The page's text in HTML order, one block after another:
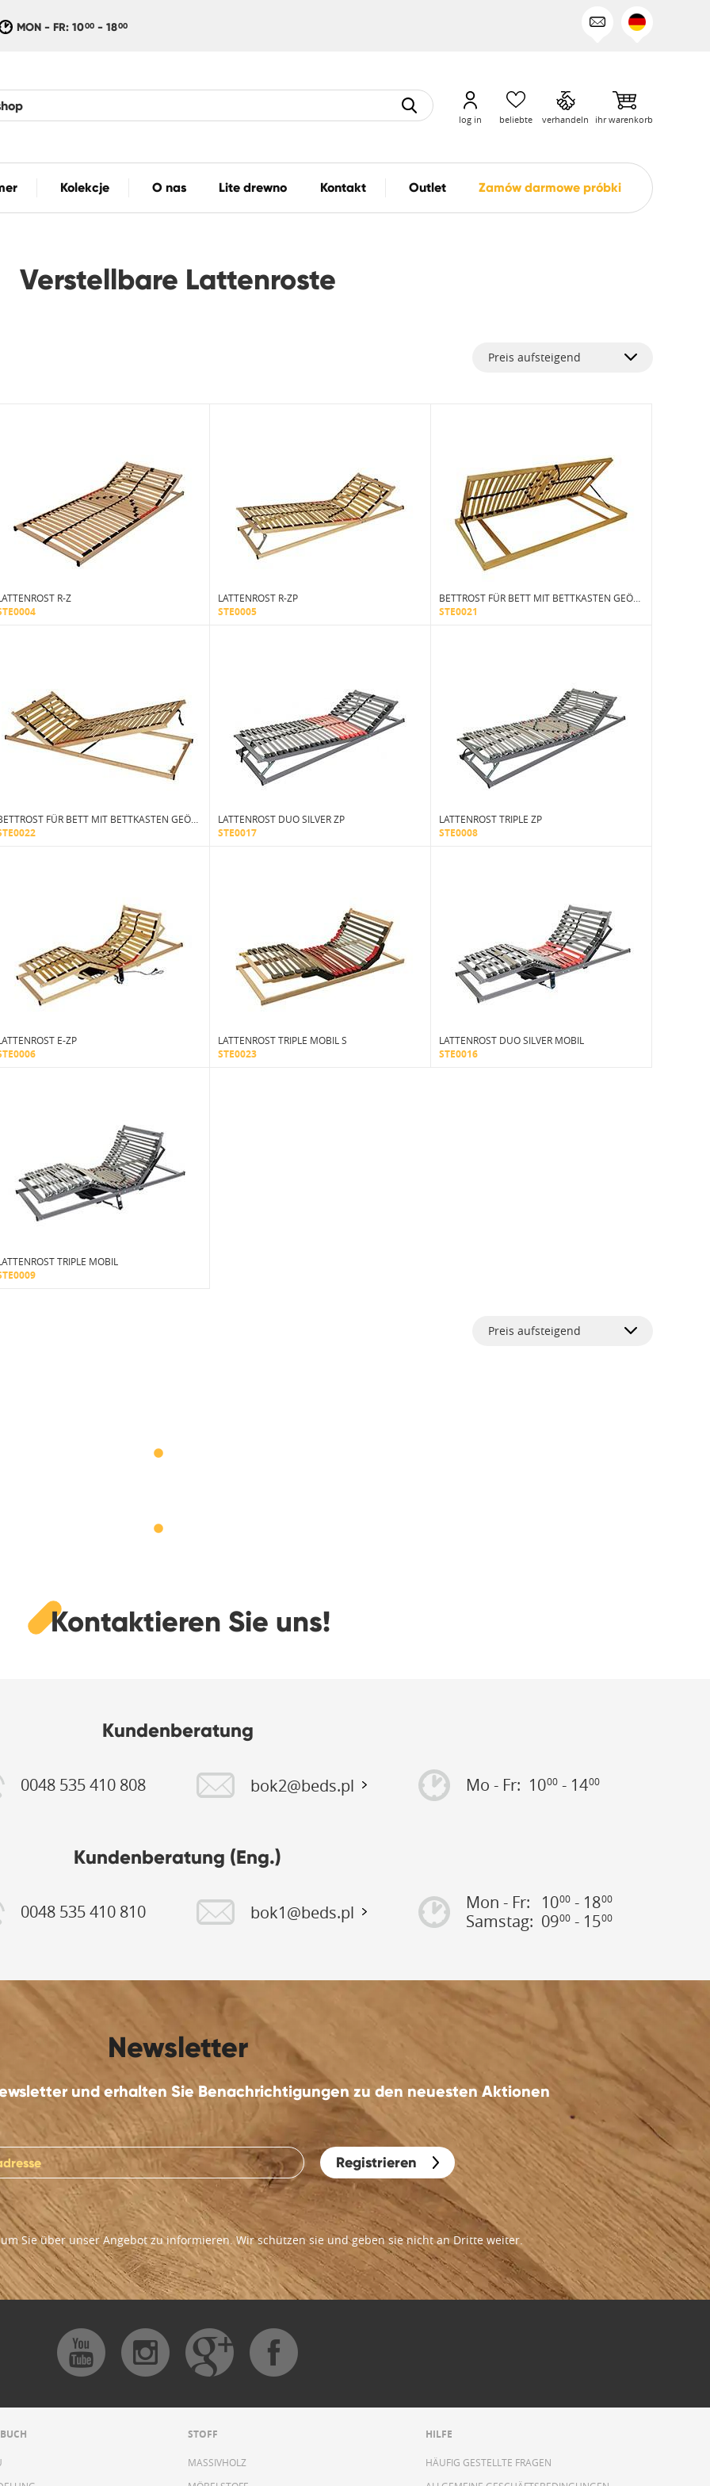
MON - FR: 1000 - 1800
log in beliebte verhandeln ihr warenkorb
Kolekcje O nas Lite drewno Kontakt Outlet Zamów darmowe próbki
Verstellbare Lattenroste
Preis aufsteigend
R-Z LATTENROST R-ZP
STE0005 STE0021
LATTENROST DUO SILVER ZP
STE0017
LATTENROST TRIPLE ZP
STE0008
E-ZP LATTENROST TRIPLE MOBIL S
STE0023
LATTENROST DUO SILVER MOBIL
STE0016
TRIPLE MOBIL
Preis aufsteigend
Kontaktieren Sie uns!
Kundenberatung
0048 535 410 808 bok2@beds.pl Mo - Fr: 1000 - 1400
Kundenberatung (Eng.)
0048 535 410 810 bok1@beds.pl
Mon - Fr:
Samstag:
1000 - 1800
0900 - 1500
Newsletter
und erhalten Sie Benachrichtigungen zu den neuesten Aktionen
Registrieren
Sie über unser Angebot zu informieren. Wir schützen sie und geben sie nicht an Dritte weiter.
STOFF
MASSIVHOLZ
HILFE
HÄUFIG GESTELLTE FRAGEN